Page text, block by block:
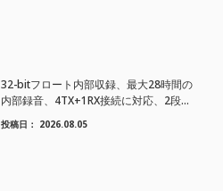
32-bitフロート内部収録、最大28時間の
内部録音、4TX+1RX接続に対応、2段階
AIノイズキャンセリング搭載｜コンパク
トワイヤレスマイク DJI Mic Mini 2S 登場
投稿日： 2026.08.05